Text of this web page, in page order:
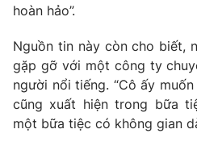
Phim VTV
Hậu trường
Nhân vật
Khán giả
Điện ảnh
Âm nhạc
Sao
Đời sống
Du lịch
Giáo dục
hoàn hảo”.
Nguồn tin này còn cho biết,
gặp gỡ với một công ty
người nổi tiếng. “Cô ấy
cũng xuất hiện trong bữa
một bữa tiệc có không gian